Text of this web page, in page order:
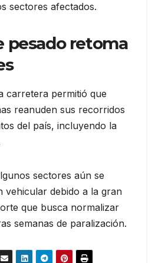
sectores afectados.
pesado retoma
carretera permitió que
reanuden sus recorridos
del país, incluyendo la
sectores aún se
vehicular debido a la gran
que busca normalizar
semanas de paralización.